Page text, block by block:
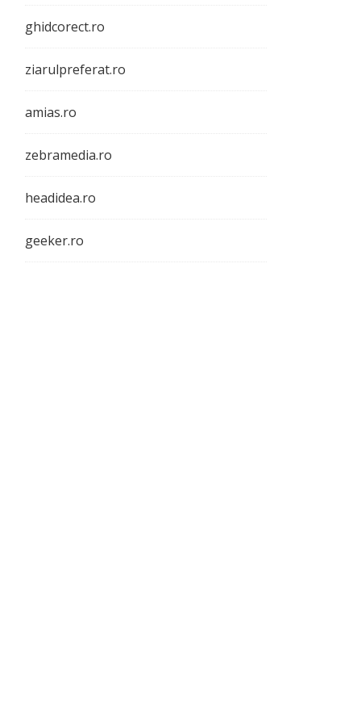
ghidcorect.ro
ziarulpreferat.ro
amias.ro
zebramedia.ro
headidea.ro
geeker.ro